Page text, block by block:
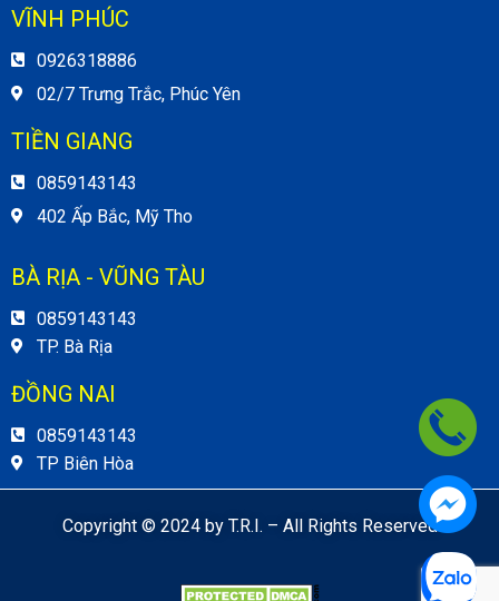
VĨNH PHÚC
0926318886
02/7 Trưng Trắc, Phúc Yên
TIỀN GIANG
0859143143
402 Ấp Bắc, Mỹ Tho
BÀ RỊA - VŨNG TÀU
0859143143
TP. Bà Rịa
ĐỒNG NAI
0859143143
TP Biên Hòa
Copyright © 2024 by T.R.I. – All Rights Reserved